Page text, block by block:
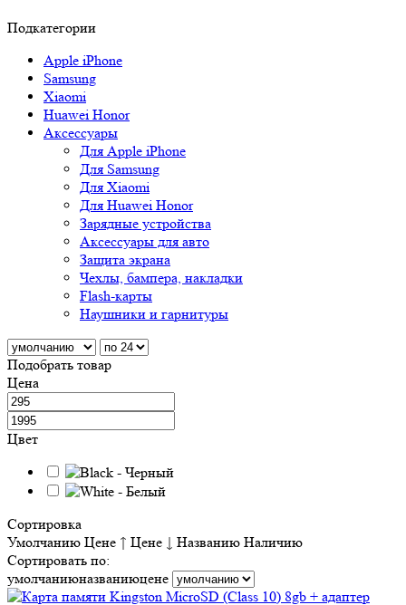
Подкатегории
Apple iPhone
Samsung
Xiaomi
Huawei Honor
Аксессуары
Для Apple iPhone
Для Samsung
Для Xiaomi
Для Huawei Honor
Зарядные устройства
Аксессуары для авто
Защита экрана
Чехлы, бампера, накладки
Flash-карты
Наушники и гарнитуры
Подобрать товар
Цена
Цвет
Сортировка
Умолчанию Цене ↑ Цене ↓ Названию Наличию
Сортировать по:
умолчаниюназваниюцене